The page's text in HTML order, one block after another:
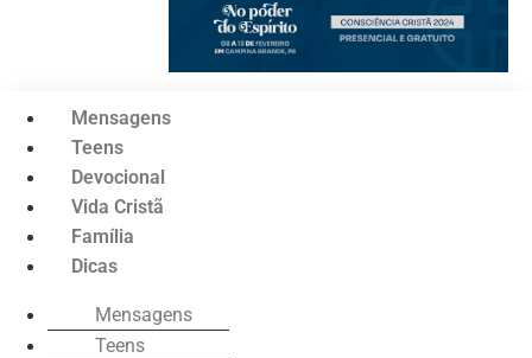
Mensagens
Teens
Devocional
Vida Cristã
Família
Dicas
Mensagens
Teens